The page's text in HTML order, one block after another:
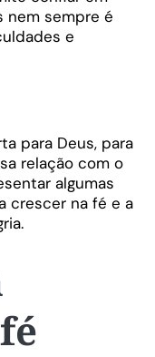
nem sempre é
e
para Deus, para
relação com o
algumas
crescer na fé e a